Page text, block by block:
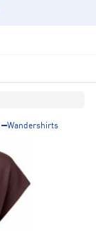
Wandershirts